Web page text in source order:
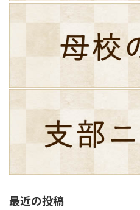
最近の投稿